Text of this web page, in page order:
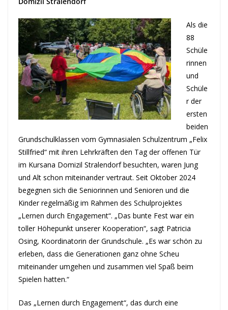
Als die
88
Schüle
rinnen
und
Schüle
r der
ersten
beiden
Grundschulklassen vom Gymnasialen Schulzentrum „Felix
Stillfried“ mit ihren Lehrkräften den Tag der offenen Tür
im Kursana Domizil Stralendorf besuchten, waren Jung
und Alt schon miteinander vertraut. Seit Oktober 2024
begegnen sich die Seniorinnen und Senioren und die
Kinder regelmäßig im Rahmen des Schulprojektes
„Lernen durch Engagement“. „Das bunte Fest war ein
toller Höhepunkt unserer Kooperation“, sagt Patricia
Osing, Koordinatorin der Grundschule. „Es war schön zu
erleben, dass die Generationen ganz ohne Scheu
miteinander umgehen und zusammen viel Spaß beim
Spielen hatten.“
Das „Lernen durch Engagement“, das durch eine